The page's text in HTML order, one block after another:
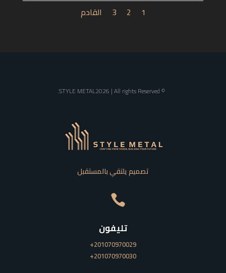
1
2
3 القادم
© STYLE METAL2026 | All rights Reserved.
تصميم يلتقي بالمستقبل

تليفون
201070970029+
201070970030+